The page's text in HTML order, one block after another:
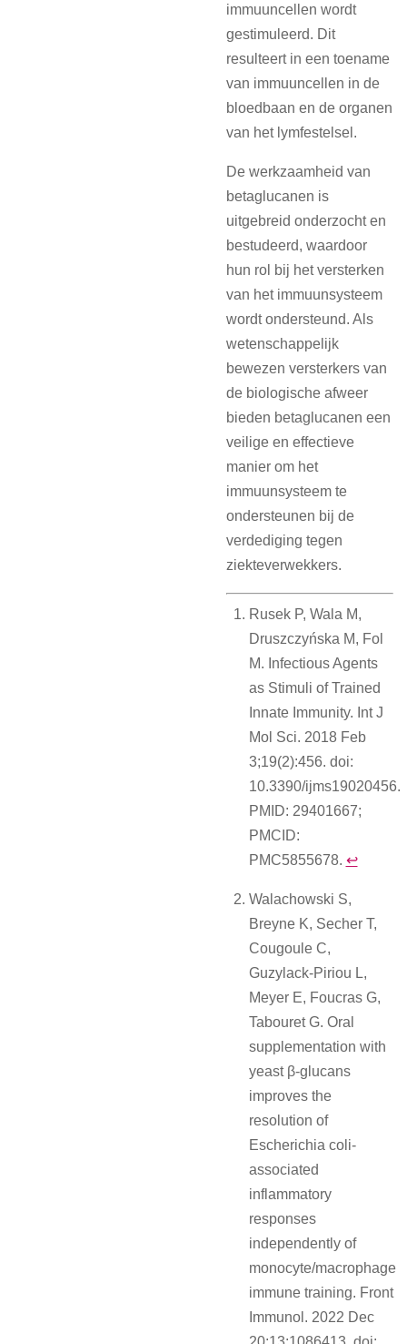
immuuncellen wordt
gestimuleerd. Dit
resulteert in een toename
van immuuncellen in de
bloedbaan en de organen
van het lymfestelsel.
De werkzaamheid van
betaglucanen is
uitgebreid onderzocht en
bestudeerd, waardoor
hun rol bij het versterken
van het immuunsysteem
wordt ondersteund. Als
wetenschappelijk
bewezen versterkers van
de biologische afweer
bieden betaglucanen een
veilige en effectieve
manier om het
immuunsysteem te
ondersteunen bij de
verdediging tegen
ziekteverwekkers.
Rusek P, Wala M,
Druszczyńska M, Fol
M. Infectious Agents
as Stimuli of Trained
Innate Immunity. Int J
Mol Sci. 2018 Feb
3;19(2):456. doi:
10.3390/ijms19020456.
PMID: 29401667;
PMCID:
PMC5855678. ↩︎
Walachowski S,
Breyne K, Secher T,
Cougoule C,
Guzylack-Piriou L,
Meyer E, Foucras G,
Tabouret G. Oral
supplementation with
yeast β-glucans
improves the
resolution of
Escherichia coli-
associated
inflammatory
responses
independently of
monocyte/macrophage
immune training. Front
Immunol. 2022 Dec